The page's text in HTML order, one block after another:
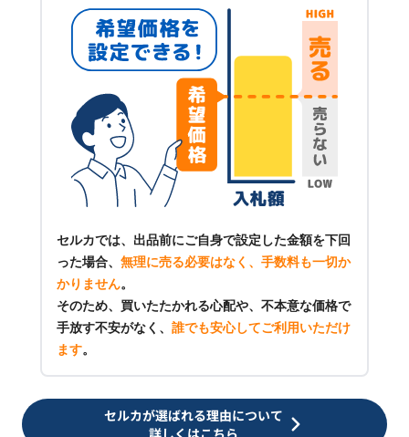
セルカでは、出品前にご自身で設定した金額を下回
った場合、 無理に売る必要はなく、手数料も一切か
かりません。
そのため、買いたたかれる心配や、不本意な価格で
手放す不安がなく、 誰でも安心してご利用いただけ
ます。
セルカが選ばれる理由について